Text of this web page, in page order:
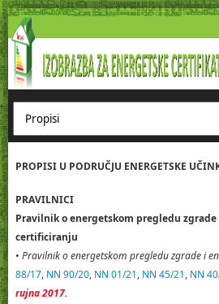
PROPISI U PODRUČJU ENERGETSKE
PRAVILNICI
Pravilnik o energetskom pregledu
certificiranju
• Pravilnik o energetskom pregledu zgrade i
88/17, NN 90/20, NN 01/21, NN 45/21, NN
rujna 2017.